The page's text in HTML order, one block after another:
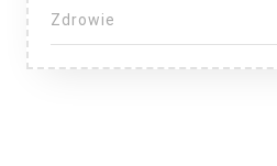
Zdrowie